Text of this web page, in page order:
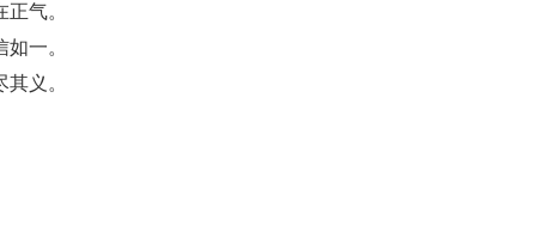
气。
一。
义。